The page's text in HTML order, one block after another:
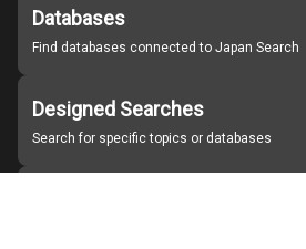
Databases
Find databases connected to Japan Search
Designed Searches
Search for specific topics or databases